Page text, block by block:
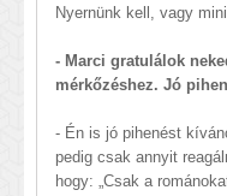
Nyernünk kell, vagy
- Marci gratulálok
mérkőzéshez. Jó
- Én is jó pihenést
pedig csak annyit
hogy: „Csak a